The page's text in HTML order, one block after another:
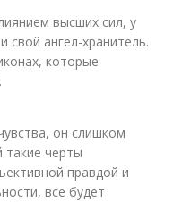
высших сил, у
свой ангел-хранитель.
которые
он слишком
такие черты
правдой и
все будет